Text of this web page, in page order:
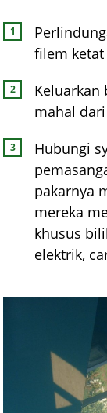
filem
Keluarkan
mahal
Hubungi
pakarnya
mereka
khusus
elektrik,